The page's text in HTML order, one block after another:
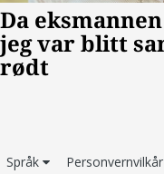
Språk Personvernvilkår